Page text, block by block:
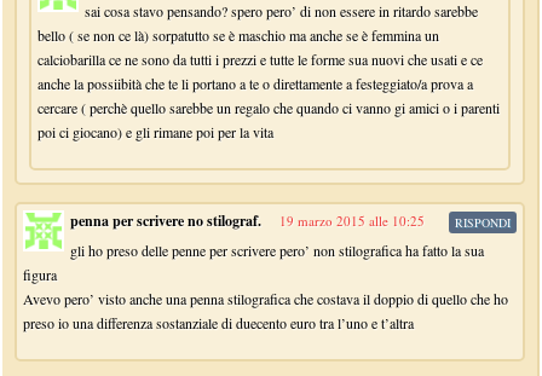
sai cosa stavo pensando? spero pero’ di non essere in ritardo sarebbe
bello ( se non ce là) sorpatutto se è maschio ma anche se è femmina un
calciobarilla ce ne sono da tutti i prezzi e tutte le forme sua nuovi che usati e ce
anche la possiibità che te li portano a te o direttamente a festeggiato/a prova a
cercare ( perchè quello sarebbe un regalo che quando ci vanno gi amici o i parenti
poi ci giocano) e gli rimane poi per la vita
penna per scrivere no stilograf. 19 marzo 2015 alle 10:25
gli ho preso delle penne per scrivere pero’ non stilografica ha fatto la sua
figura
Avevo pero’ visto anche una penna stilografica che costava il doppio di quello che ho
preso io una differenza sostanziale di duecento euro tra l’uno e t’altra
RISPONDI